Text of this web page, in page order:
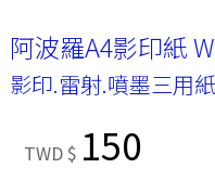
阿波羅A4影印紙
影印.雷射.噴墨三用紙
TWD $ 150